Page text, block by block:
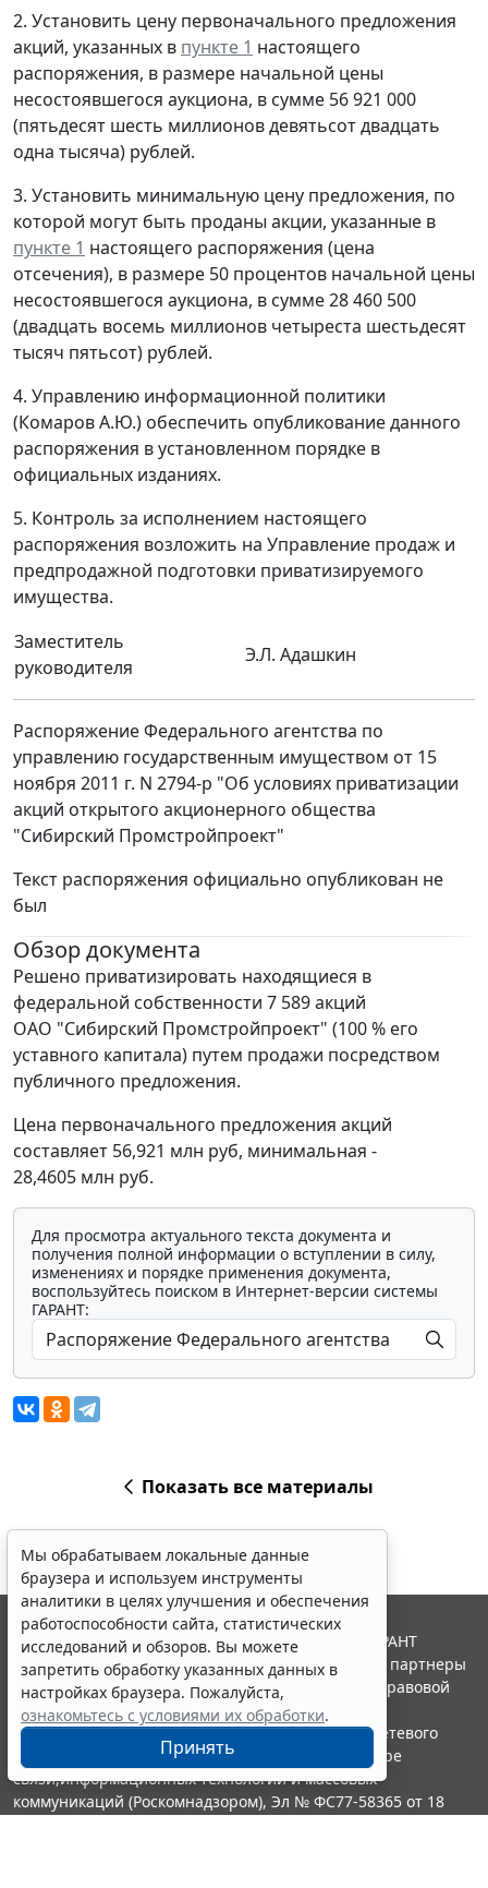
2. Установить цену первоначального предложения
акций, указанных в пункте 1 настоящего
распоряжения, в размере начальной цены
несостоявшегося аукциона, в сумме 56 921 000
(пятьдесят шесть миллионов девятьсот двадцать
одна тысяча) рублей.
3. Установить минимальную цену предложения, по
которой могут быть проданы акции, указанные в
пункте 1 настоящего распоряжения (цена
отсечения), в размере 50 процентов начальной цены
несостоявшегося аукциона, в сумме 28 460 500
(двадцать восемь миллионов четыреста шестьдесят
тысяч пятьсот) рублей.
4. Управлению информационной политики
(Комаров А.Ю.) обеспечить опубликование данного
распоряжения в установленном порядке в
официальных изданиях.
5. Контроль за исполнением настоящего
распоряжения возложить на Управление продаж и
предпродажной подготовки приватизируемого
имущества.
Заместитель
руководителя
Э.Л. Адашкин
Распоряжение Федерального агентства по
управлению государственным имуществом от 15
ноября 2011 г. N 2794-р "Об условиях приватизации
акций открытого акционерного общества
"Сибирский Промстройпроект"
Текст распоряжения официально опубликован не
был
Обзор документа
Решено приватизировать находящиеся в
федеральной собственности 7 589 акций
ОАО "Сибирский Промстройпроект" (100 % его
уставного капитала) путем продажи посредством
публичного предложения.
Цена первоначального предложения акций
составляет 56,921 млн руб, минимальная -
28,4605 млн руб.
Для просмотра актуального текста документа и
получения полной информации о вступлении в силу,
изменениях и порядке применения документа,
воспользуйтесь поиском в Интернет-версии системы
ГАРАНТ:
Показать все материалы
Мы обрабатываем локальные данные
браузера и используем инструменты
аналитики в целях улучшения и обеспечения
работоспособности сайта, статистических
исследований и обзоров. Вы можете
запретить обработку указанных данных в
настройках браузера. Пожалуйста,
ознакомьтесь с условиями их обработки.
Принять
© ООО "НПП "ГАРАНТ-СЕРВИС", 2026. Система ГАРАНТ
выпускается с 1990 года. Компания "Гарант" и ее партнеры
являются участниками Российской ассоциации правовой
информации ГАРАНТ.
Портал ГАРАНТ.РУ зарегистрирован в качестве сетевого
издания Федеральной службой по надзору в сфере
связи,информационных технологий и массовых
коммуникаций (Роскомнадзором), Эл № ФС77-58365 от 18